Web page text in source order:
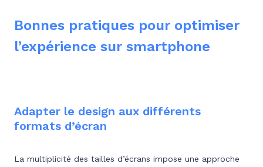
Bonnes pratiques pour optimiser
l’expérience sur smartphone
Adapter le design aux différents
formats d’écran
La multiplicité des tailles d’écrans impose une approche